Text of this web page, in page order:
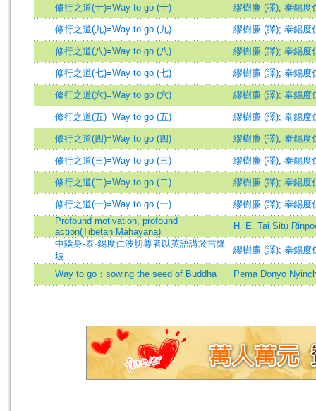
修行之道(十)=Way to go (十) 繆樹廉 (譯); 泰錫度
修行之道(九)=Way to go (九) 繆樹廉 (譯); 泰錫度
修行之道(八)=Way to go (八) 繆樹廉 (譯); 泰錫度
修行之道(七)=Way to go (七) 繆樹廉 (譯); 泰錫度
修行之道(六)=Way to go (六) 繆樹廉 (譯); 泰錫度
修行之道(五)=Way to go (五) 繆樹廉 (譯); 泰錫度
修行之道(四)=Way to go (四) 繆樹廉 (譯); 泰錫度
修行之道(三)=Way to go (三) 繆樹廉 (譯); 泰錫度
修行之道(二)=Way to go (二) 繆樹廉 (譯); 泰錫度
修行之道(一)=Way to go (一) 繆樹廉 (譯); 泰錫度
Profound motivation, profound
action(Tibetan Mahayana)
H. E. Tai Situ
中陰身-泰·錫度仁波切尊者以英語講於吉隆
坡
繆樹廉 (譯); 泰錫度
Way to go：sowing the seed of Buddha Pema Donyo